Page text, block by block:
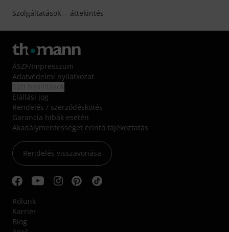
Szolgáltatások -- áttekintés
ÁSZF/Impresszum
Adatvédelmi nyilatkozat
Elállási jog
Rendelés / szerződéskötés
Garancia hibák esetén
Akadálymentességet érintő tájékoztatás
Rendelés visszavonása
Rólunk
Karrier
Blog